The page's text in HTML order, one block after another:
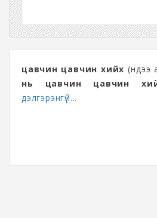
цавчин цавчин хийх
нь цавчин цавчин
дэлгэрэнгүй...